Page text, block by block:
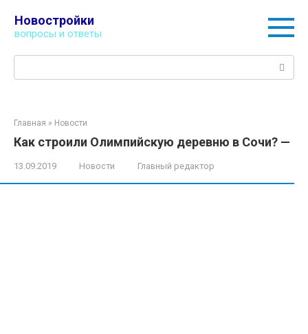
контенту
Новостройки
вопросы и ответы
Главная » Новости
Как строили Олимпийскую деревню в Сочи? —
13.09.2019 Новости Главный редактор